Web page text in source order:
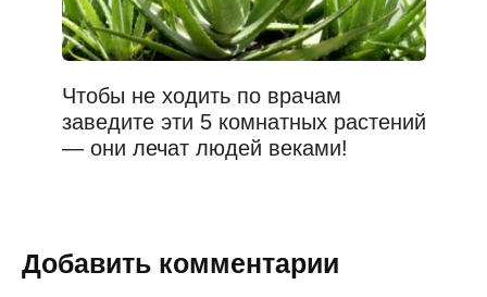
Чтобы не ходить по врачам
заведите эти 5 комнатных растений
— они лечат людей веками!
Добавить комментарии